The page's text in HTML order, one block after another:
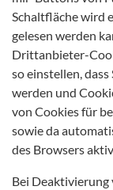
Schaltfläche wird
gelesen werden
Drittanbieter-
so einstellen,
werden und
von Cookies für
sowie da
des Browsers
Bei